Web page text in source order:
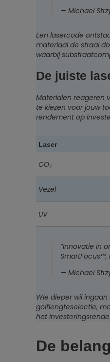
— Michael
Een lasercode
materiaal de straal
waarbij
De juiste
Materialen reageren
te kiezen voor jouw
rendement op
Laser
CO₂
Vezel
UV
“Innovatie in
— Michael
Wie dieper wil
golflengteselectie,
het
De